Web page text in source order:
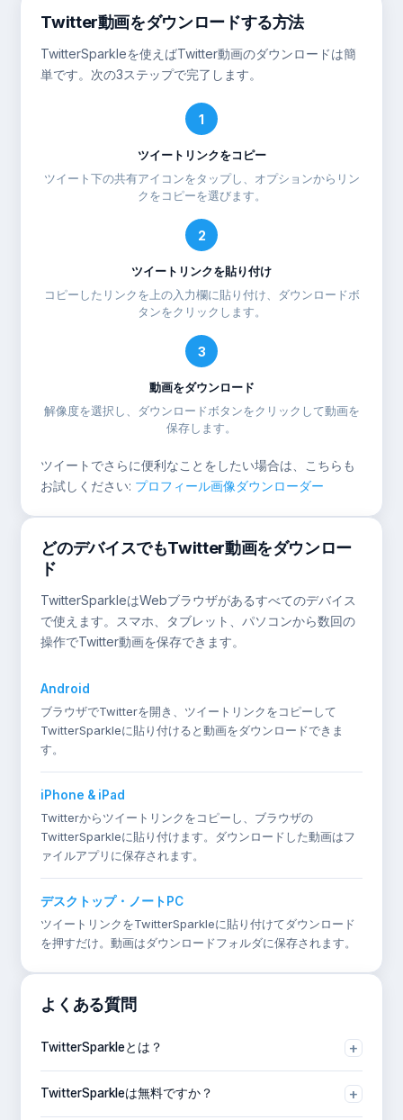
Twitter動画をダウンロードする方法
TwitterSparkleを使えばTwitter動画のダウンロードは簡
単です。次の3ステップで完了します。
1
ツイートリンクをコピー
ツイート下の共有アイコンをタップし、オプションからリン
クをコピーを選びます。
2
ツイートリンクを貼り付け
コピーしたリンクを上の入力欄に貼り付け、ダウンロードボ
タンをクリックします。
3
動画をダウンロード
解像度を選択し、ダウンロードボタンをクリックして動画を
保存します。
ツイートでさらに便利なことをしたい場合は、こちらも
お試しください: プロフィール画像ダウンローダー
どのデバイスでもTwitter動画をダウンロー
ド
TwitterSparkleはWebブラウザがあるすべてのデバイス
で使えます。スマホ、タブレット、パソコンから数回の
操作でTwitter動画を保存できます。
Android
ブラウザでTwitterを開き、ツイートリンクをコピーして
TwitterSparkleに貼り付けると動画をダウンロードできま
す。
iPhone & iPad
Twitterからツイートリンクをコピーし、ブラウザの
TwitterSparkleに貼り付けます。ダウンロードした動画はフ
ァイルアプリに保存されます。
デスクトップ・ノートPC
ツイートリンクをTwitterSparkleに貼り付けてダウンロード
を押すだけ。動画はダウンロードフォルダに保存されます。
よくある質問
TwitterSparkleとは？ +
きる無料オンラインツールです。アカウント作成やアプリの
TwitterSparkleは無料ですか？ +